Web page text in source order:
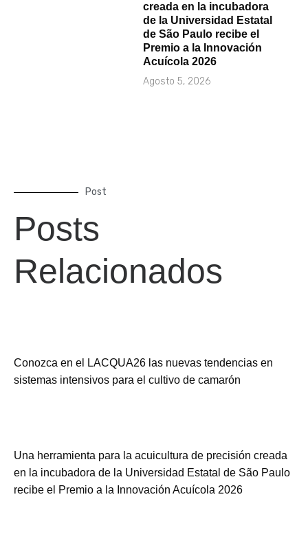
creada en la incubadora
de la Universidad Estatal
de São Paulo recibe el
Premio a la Innovación
Acuícola 2026
Agosto 5, 2026
Post
Posts
Relacionados
Conozca en el LACQUA26 las nuevas tendencias en
sistemas intensivos para el cultivo de camarón
Una herramienta para la acuicultura de precisión creada
en la incubadora de la Universidad Estatal de São Paulo
recibe el Premio a la Innovación Acuícola 2026